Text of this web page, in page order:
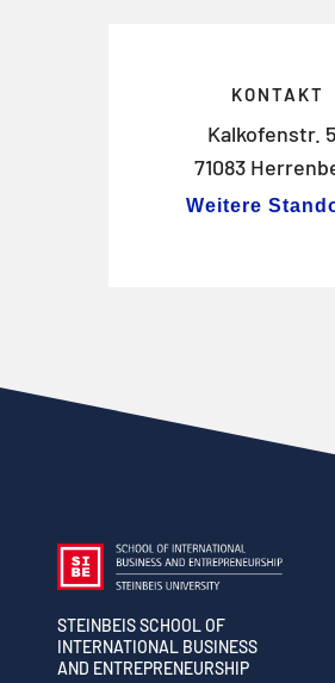
KONTAKT
Kalkofenstr.
71083
Weitere
STEINBEIS SCHOOL OF
INTERNATIONAL BUSINESS
AND ENTREPRENEURSHIP